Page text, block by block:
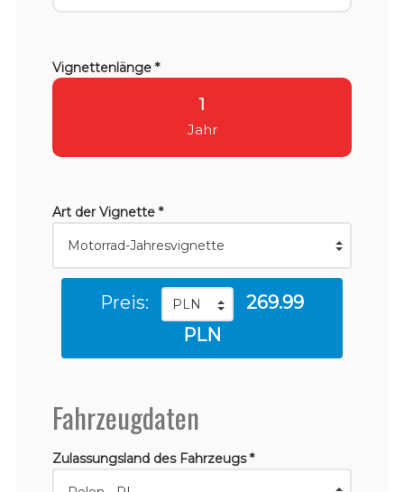
Vignettenlänge *
1
Jahr
Art der Vignette *
Preis:
269.99
PLN
Fahrzeugdaten
Zulassungsland des Fahrzeugs *